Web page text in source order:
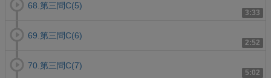
3:33
68.第三問C(5)
2:52
69.第三問C(6)
5:02
70.第三問C(7)